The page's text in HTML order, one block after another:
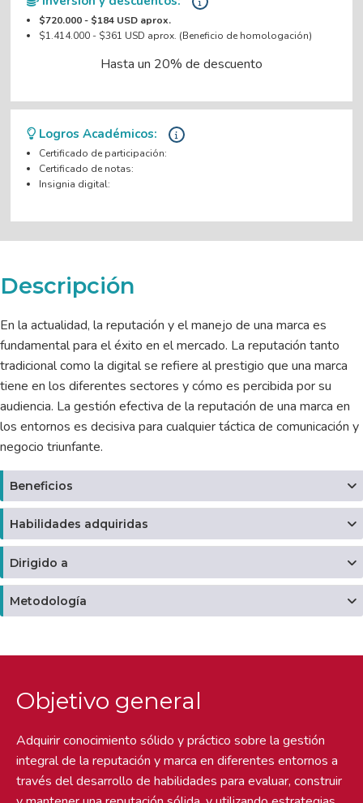
$720.000 - $184 USD aprox.
$1.414.000 - $361 USD aprox. (Beneficio de homologación)
Hasta un 20% de descuento
Logros Académicos:
Certificado de participación:
Certificado de notas:
Insignia digital:
Descripción
En la actualidad, la reputación y el manejo de una marca es
fundamental para el éxito en el mercado. La reputación tanto
tradicional como la digital se refiere al prestigio que una marca
tiene en los diferentes sectores y cómo es percibida por su
audiencia. La gestión efectiva de la reputación de una marca en
los entornos es decisiva para cualquier táctica de comunicación y
negocio triunfante.
Beneficios
Habilidades adquiridas
Dirigido a
Metodología
Objetivo general
Adquirir conocimiento sólido y práctico sobre la gestión
integral de la reputación y marca en diferentes entornos a
través del desarrollo de habilidades para evaluar, construir